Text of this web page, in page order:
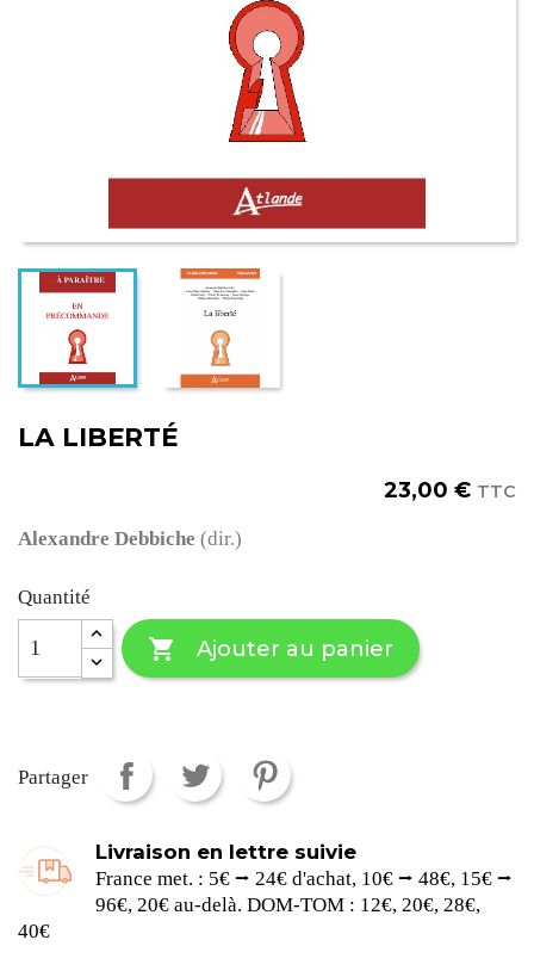
LA LIBERTÉ
23,00 € TTC
Alexandre Debbiche (dir.)
Quantité
 Ajouter au panier
Partager
Livraison en lettre suivie
France met. : 5€ ⭢ 24€ d'achat, 10€ ⭢ 48€, 15€ ⭢
96€, 20€ au-delà. DOM-TOM : 12€, 20€, 28€,
40€